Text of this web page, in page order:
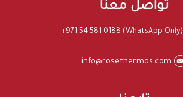
تواصل معنا
+971 54 581 0188 (WhatsApp Only)